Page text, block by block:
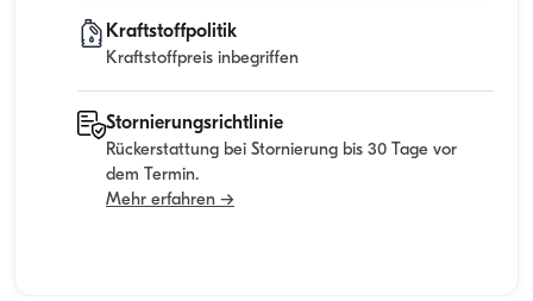
Kraftstoffpolitik
Kraftstoffpreis inbegriffen
Stornierungsrichtlinie
Rückerstattung bei Stornierung bis 30 Tage vor
dem Termin.
Mehr erfahren →